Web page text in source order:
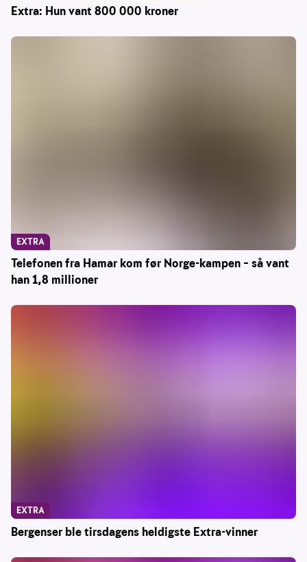
Extra: Hun vant 800 000 kroner
Telefonen fra Hamar kom før Norge-kampen – så vant
han 1,8 millioner
EXTRA
Bergenser ble tirsdagens heldigste Extra-vinner
EXTRA